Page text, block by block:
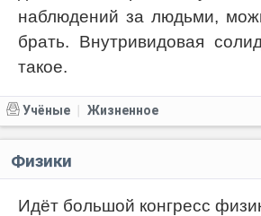
наблюдений за людьми,
брать. Внутривидовая
такое.
Учёные Жизненное
Физики
Идёт большой конгресс